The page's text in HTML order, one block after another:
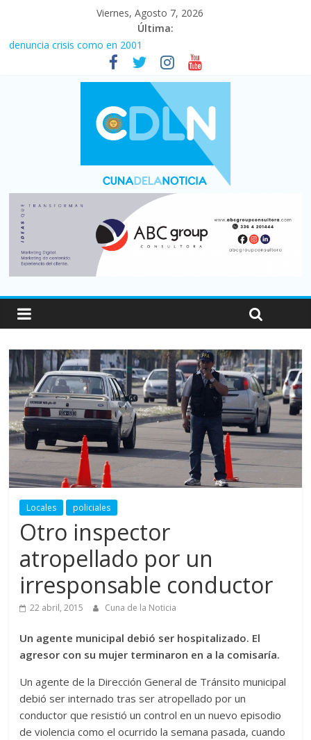
Viernes, Agosto 7, 2026
Última:
Desde que asumió Milei cerraron 41.000 kioscos: el sector
denuncia crisis como en 2001
Vacaciones de invierno con más movimiento y consumo
turístico: 4,6 millones de personas viajaron por el país, un 5,9%
Fuerte caída de la venta de autos usados en julio: bajó un 12,6%
Central venció 1 a 0 al River de Coudet en el Monumental
La morosidad alcanzó su nivel más alto en dos décadas y ya
afecta a 400 mil deudores en Santa Fe
Locales policiales
Otro inspector
atropellado por un
irresponsable conductor
22 abril, 2015 Cuna de la Noticia
Un agente municipal debió ser hospitalizado. El
agresor con su mujer terminaron en a la comisaría.
Un agente de la Dirección General de Tránsito municipal
debió ser internado tras ser atropellado por un
conductor que resistió un control en un nuevo episodio
de violencia como el ocurrido la semana pasada, cuando